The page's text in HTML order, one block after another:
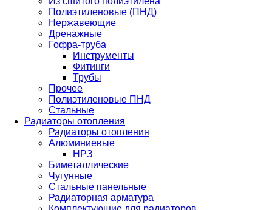
Полиэтиленовые (ПНД)
Нержавеющие
Дренажные
Гофра-труба
Инструменты
Фитинги
Трубы
Прочее
Полиэтиленовые ПНД
Стальные
Радиаторы отопления
Радиаторы отопления
Алюминиевые
НРЗ
Биметаллические
Чугунные
Стальные панельные
Радиаторная арматура